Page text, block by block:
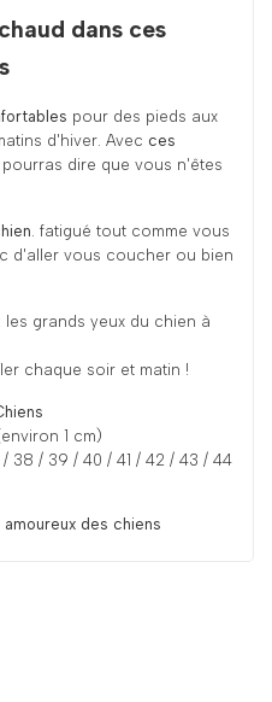
dans ces
pour des pieds aux
d'hiver. Avec ces
dire que vous n'êtes
. fatigué tout comme vous
d'aller vous coucher ou bien
grands yeux du chien à
chaque soir et matin !
1 cm)
38 / 39 / 40 / 41 / 42 / 43 / 44
amoureux des chiens